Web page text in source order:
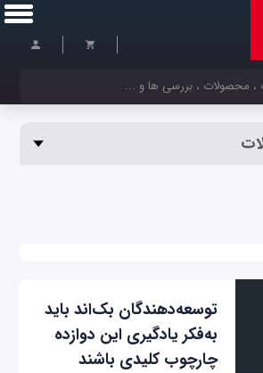
کنید
توسعه‌دهندگان بک‌اند باید
به‌فکر یادگیری این دوازده
چارچوب کلیدی باشند